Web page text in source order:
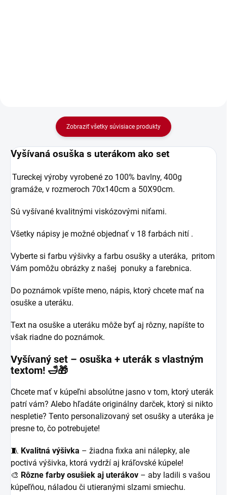
Zobraziť všetky súvisiace produkty
Vyšívaná osuška s uterákom ako set
Tureckej výroby vyrobené zo 100% bavlny, 400g
gramáže, v rozmeroch 70x140cm a 50X90cm.
Sú vyšívané kvalitnými viskózovými niťami.
Všetky nápisy je možné objednať v 18 farbách nití .
Vyberte si farbu výšivky a farbu osušky a uteráka, pritom
Vám pomôžu obrázky z našej ponuky a farebnica.
Do poznámok vpíšte meno, nápis, ktorý chcete mať na
osuške a uteráku.
Text na osuške a uteráku môže byť aj rôzny, napíšte to
však riadne do poznámok.
Vyšívaný set – osuška + uterák s vlastným
textom! 🛁🎁
Chcete mať v kúpeľni absolútne jasno v tom, ktorý uterák
patrí vám? Alebo hľadáte originálny darček, ktorý si nikto
nespletie? Tento personalizovaný set osušky a uteráka je
presne to, čo potrebujete!
🧵 Kvalitná výšivka – žiadna fixka ani nálepky, ale
poctivá výšivka, ktorá vydrží aj kráľovské kúpele!
🎨 Rôzne farby osušiek aj uterákov – aby ladili s vašou
kúpeľňou, náladou či utieranými slzami smiechu.